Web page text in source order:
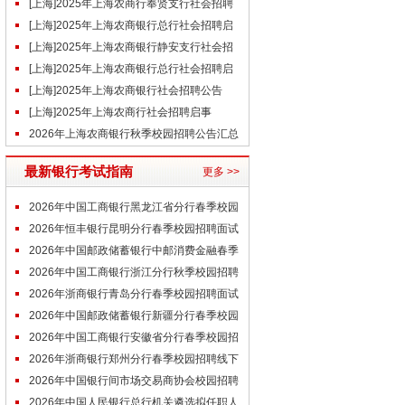
（1.14）
[上海]2025年上海农商行奉贤支行社会招聘
启事（12.24）
[上海]2025年上海农商银行总行社会招聘启
事（12.16）
[上海]2025年上海农商银行静安支行社会招
聘启事（10.13）
[上海]2025年上海农商银行总行社会招聘启
事（10.10）
[上海]2025年上海农商银行社会招聘公告
（9.22）
[上海]2025年上海农商行社会招聘启事
（9.19）
2026年上海农商银行秋季校园招聘公告汇总
最新银行考试指南 更多 >>
2026年中国工商银行黑龙江省分行春季校园
招聘面试通知
2026年恒丰银行昆明分行春季校园招聘面试
经验2026年中国邮政储蓄银行中邮消费金融春季
校园招聘面试经验
2026年中国工商银行浙江分行秋季校园招聘
体检通知
2026年浙商银行青岛分行春季校园招聘面试
通知2026年中国邮政储蓄银行新疆分行春季校园
招聘在线笔试通知
2026年中国工商银行安徽省分行春季校园招
聘研发能力加试通知
2026年浙商银行郑州分行春季校园招聘线下
面试通知
2026年中国银行间市场交易商协会校园招聘
拟聘用人员公示
2026年中国人民银行总行机关遴选拟任职人